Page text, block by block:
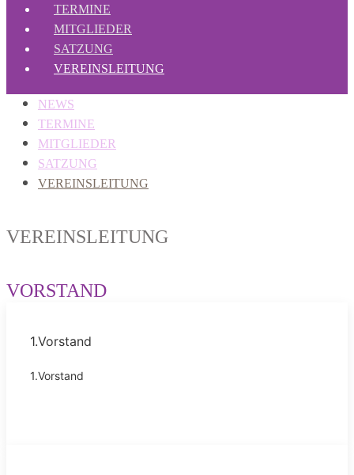
TERMINE
MITGLIEDER
SATZUNG
VEREINSLEITUNG
NEWS
TERMINE
MITGLIEDER
SATZUNG
VEREINSLEITUNG
VEREINSLEITUNG
VORSTAND
1.Vorstand
1.Vorstand